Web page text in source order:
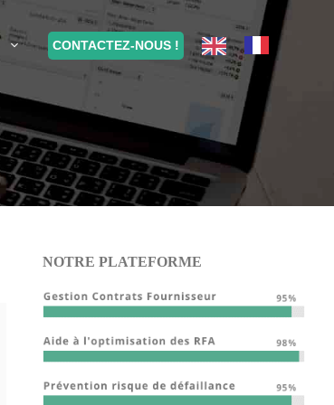
CONTACTEZ-NOUS !
NOTRE PLATEFORME